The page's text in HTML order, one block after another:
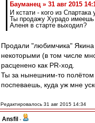
Бауманец » 31 авг 2015
И кстати - кого из
Ты продажу Хурадо имеешь
Аленя в старте выходил?
Продали "любимчика" Якина
некоторыми (в том числе
расценено как PR-ход.
Ты за нынешним-то
поспеваешь, куда уж мне
Редактировалось 31 авг 2015 14:34
Ansfil -